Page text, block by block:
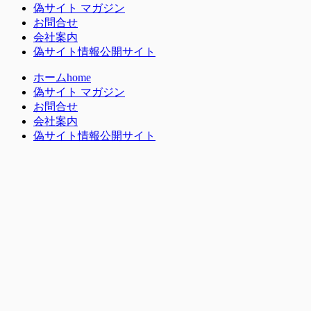
偽サイト マガジン
お問合せ
会社案内
偽サイト情報公開サイト
ホームhome
偽サイト マガジン
お問合せ
会社案内
偽サイト情報公開サイト